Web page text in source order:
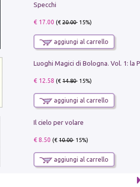
Specchi
€ 17.00 (€20.00- 15%)
aggiungi al carrello
€ 12.58 (€14.80- 15%)
aggiungi al carrello
Il cielo per volare
€ 8.50 (€10.00- 15%)
aggiungi al carrello